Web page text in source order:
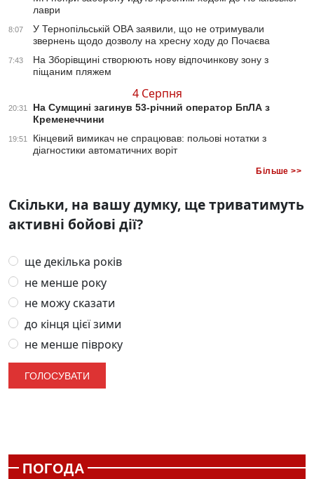
лаври
8:07
У Тернопільській ОВА заявили, що не отримували
звернень щодо дозволу на хресну ходу до Почаєва
7:43
На Зборівщині створюють нову відпочинкову зону з
піщаним пляжем
4 Серпня
20:31
На Сумщині загинув 53-річний оператор БпЛА з
Кременеччини
19:51
Кінцевий вимикач не спрацював: польові нотатки з
діагностики автоматичних воріт
Більше >>
Скільки, на вашу думку, ще триватимуть
активні бойові дії?
ще декілька років
не менше року
не можу сказати
до кінця цієї зими
не менше півроку
ПОГОДА